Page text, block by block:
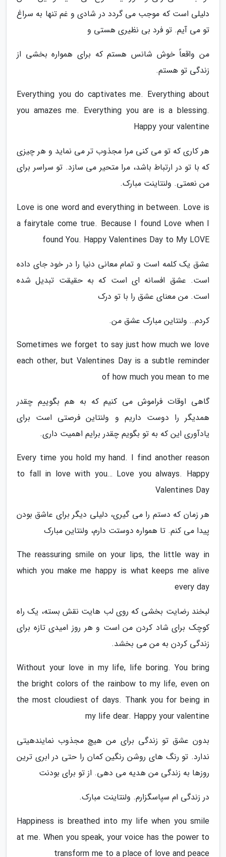
دلیلی است که موجب می گردد در شادی و غم تنها به سراغ
تو می آیم. تو فرد بی نظیری هستی و
من واقعاً خوش شانس هستم که برای همواره بخشی از
زندگی تو هستم.
Everything you do captivates me. Everything about
you amazes me. Everything you are is a blessing.
Happy your valentine
هر کاری که تو می کنی مرا مجذوب تر می نماید و هر چیزی
که با تو در ارتباط باشد، مرا متحیر می سازد. تو سراسر برای
من نعمتی. ولنتاینت مبارک.
Love is one word and everything in between. Love is
a fairytale come true. Because I found Love when I
found You. Happy Valentines Day to My LOVE
عشق یک کلمه است و تمام معانی دنیا را در خود جای داده
است. عشق افسانه ای است که به حقیقت تبدیل شده
است. من معنای عشق را با تو درک
کردم… ولنتاین مبارک عشق من.
Sometimes we forget to say just how much we love
each other, but Valentines Day is a subtle reminder
of how much you mean to me
گاهی اوقات فراموش می کنیم که به هم بگوییم چقدر
همدیگر را دوست داریم و ولنتاین فرصتی است برای
یادآوری این که به تو بگویم چقدر برایم اهمیت داری.
Every time you hold my hand. I find another reason
to fall in love with you… Love you always. Happy
Valentines Day
هر زمان که دستم را می گیری، دلیلی دیگر برای عاشق بودن
پیدا می کنم. تا همواره دوستت دارم، ولنتاین مبارک
The reassuring smile on your lips, the little way in
which you make me happy is what keeps me alive
every day
لبخند رضایت بخشی که روی لب هایت نقش بسته، یک راه
کوچک برای شاد کردن من است و هر روز امیدی تازه برای
زندگی کردن به من می بخشد.
Without your love in my life, life boring. You bring
the bright colors of the rainbow to my life, even on
the most cloudiest of days. Thank you for being in
my life dear. Happy your valentine
بدون عشق تو زندگی برای من هیچ مجذوب نمایندهیتی
ندارد. تو رنگ های روشن رنگین کمان را حتی در ابری ترین
روزها به زندگی من هدیه می دهی. از تو برای بودنت
در زندگی ام سپاسگزارم. ولنتاینت مبارک.
Happiness is breathed into my life when you smile
at me. When you speak, your voice has the power to
transform me to a place of love and peace